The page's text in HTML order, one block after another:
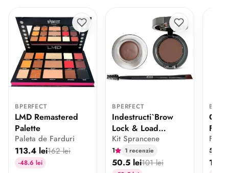
BPERFECT
LMD Remastered
Palette
Paleta de Farduri
113.4 lei162 lei
-48.6 lei
BPERFECT
Indestructi`Brow
Lock & Load
Eyebrow Pomade &
Powder Duo
Kit Sprancene
1 1 recenzie
50.5 lei101 lei
Fond
5